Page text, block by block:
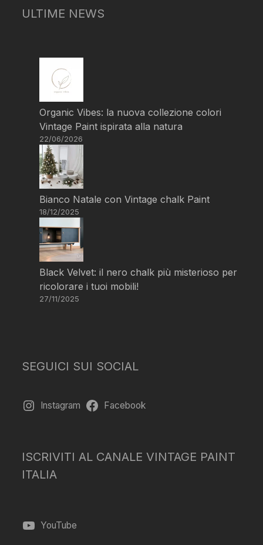
ULTIME NEWS
Organic Vibes: la nuova collezione colori
Vintage Paint ispirata alla natura
22/06/2026
Bianco Natale con Vintage chalk Paint
18/12/2025
Black Velvet: il nero chalk più misterioso per
ricolorare i tuoi mobili!
27/11/2025
SEGUICI SUI SOCIAL
Instagram Facebook
ISCRIVITI AL CANALE VINTAGE PAINT
ITALIA
YouTube